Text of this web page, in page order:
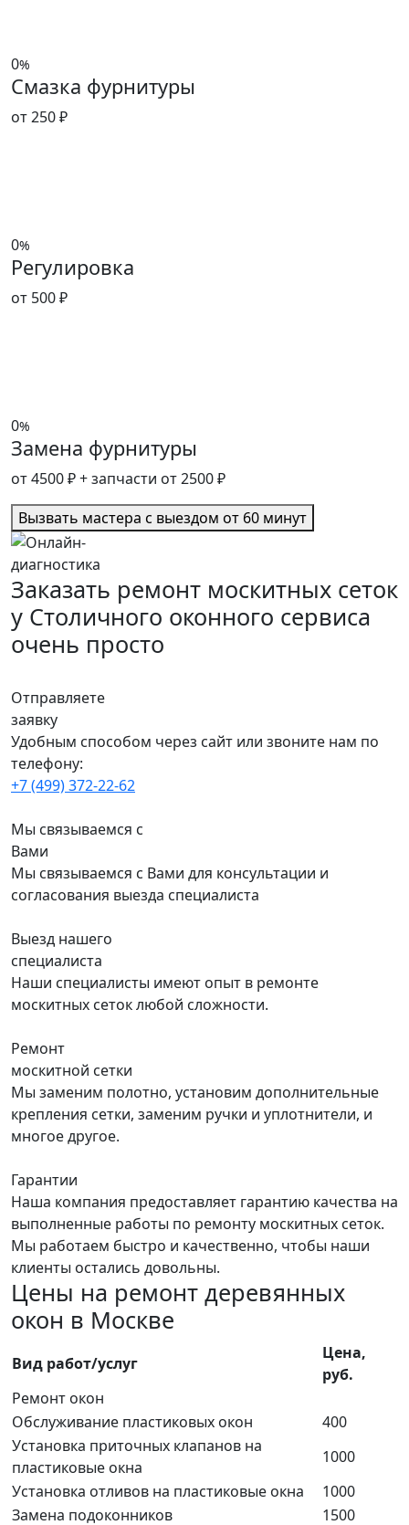
0%
Смазка фурнитуры
от 250 ₽
0%
Регулировка
от 500 ₽
0%
Замена фурнитуры
от 4500 ₽+ запчасти от 2500 ₽
Вызвать мастера с выездом от 60 минут
Заказать ремонт москитных сеток
у Столичного оконного сервиса
очень просто
Отправляете
заявку
Удобным способом через сайт или звоните нам по
телефону:
+7 (499) 372-22-62
Мы связываемся с
Вами
Мы связываемся с Вами для консультации и
согласования выезда специалиста
Выезд нашего
специалиста
Наши специалисты имеют опыт в ремонте
москитных сеток любой сложности.
Ремонт
москитной сетки
Мы заменим полотно, установим дополнительные
крепления сетки, заменим ручки и уплотнители, и
многое другое.
Гарантии
Наша компания предоставляет гарантию качества на
выполненные работы по ремонту москитных сеток.
Мы работаем быстро и качественно, чтобы наши
клиенты остались довольны.
Цены на ремонт деревянных
окон в Москве
Вид paбoт/ycлyг
Цена,
руб.
Ремонт окон
Обслуживание пластиковых окон
400
Установка приточных клапанов на
пластиковые окна
1000
Установка отливов на пластиковые окна
1000
Замена подоконников
1500